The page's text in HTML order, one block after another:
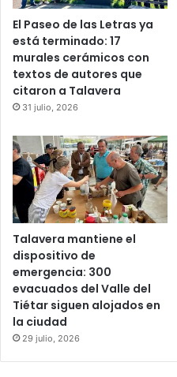
El Paseo de las Letras ya
está terminado: 17
murales cerámicos con
textos de autores que
citaron a Talavera
31 julio, 2026
Talavera mantiene el
dispositivo de
emergencia: 300
evacuados del Valle del
Tiétar siguen alojados en
la ciudad
29 julio, 2026